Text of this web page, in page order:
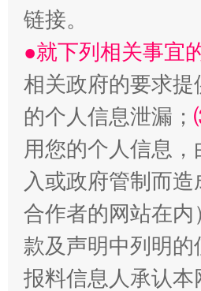
“刷贴”乱象丛生
链接。
●就下列相关事宜
相关政府的要求
的个人信息泄漏；
用您的个人信息
入或政府管制而
合作者的网站在内
款及声明中列明
报料信息人承认